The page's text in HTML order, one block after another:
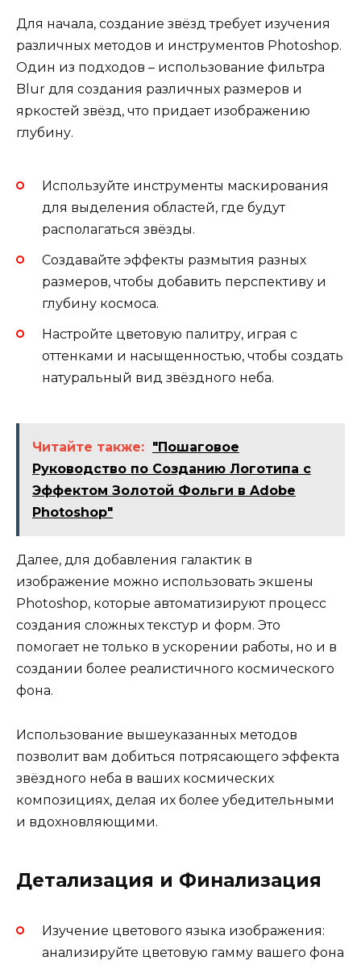
Для начала, создание звёзд требует изучения
различных методов и инструментов Photoshop.
Один из подходов – использование фильтра
Blur для создания различных размеров и
яркостей звёзд, что придает изображению
глубину.
Используйте инструменты маскирования
для выделения областей, где будут
располагаться звёзды.
Создавайте эффекты размытия разных
размеров, чтобы добавить перспективу и
глубину космоса.
Настройте цветовую палитру, играя с
оттенками и насыщенностью, чтобы создать
натуральный вид звёздного неба.
Читайте также: "Пошаговое
Руководство по Созданию Логотипа с
Эффектом Золотой Фольги в Adobe
Photoshop"
Далее, для добавления галактик в
изображение можно использовать экшены
Photoshop, которые автоматизируют процесс
создания сложных текстур и форм. Это
помогает не только в ускорении работы, но и в
создании более реалистичного космического
фона.
Использование вышеуказанных методов
позволит вам добиться потрясающего эффекта
звёздного неба в ваших космических
композициях, делая их более убедительными
и вдохновляющими.
Детализация и Финализация
Изучение цветового языка изображения:
анализируйте цветовую гамму вашего фона